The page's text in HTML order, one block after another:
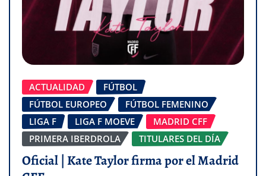
ACTUALIDAD
FÚTBOL
FÚTBOL EUROPEO
FÚTBOL FEMENINO
LIGA F
LIGA F MOEVE
MADRID CFF
PRIMERA IBERDROLA
TITULARES DEL DÍA
Oficial | Kate Taylor firma por el Madrid